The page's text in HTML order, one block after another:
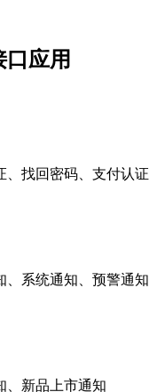
应用
、找回密码、支付认证
、系统通知、预警通知
、新品上市通知